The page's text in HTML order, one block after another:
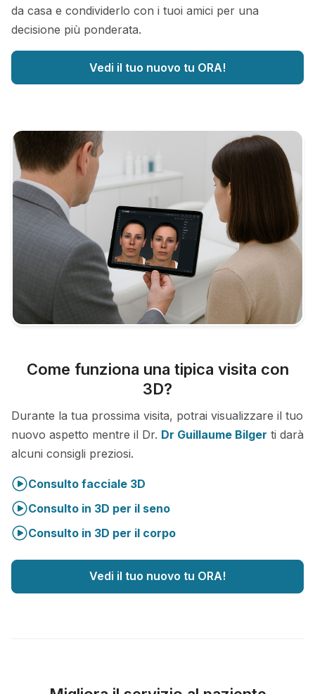
da casa e condividerlo con i tuoi amici per una
decisione più ponderata.
Vedi il tuo nuovo tu ORA!
Come funziona una tipica visita con
3D?
Durante la tua prossima visita, potrai visualizzare il tuo
nuovo aspetto mentre il Dr. Dr Guillaume Bilger ti darà
alcuni consigli preziosi.
Consulto facciale 3D
Consulto in 3D per il seno
Consulto in 3D per il corpo
Vedi il tuo nuovo tu ORA!